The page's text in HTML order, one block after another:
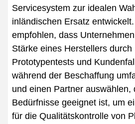
Servicesystem zur idealen
inländischen Ersatz
empfohlen, dass
Stärke eines Herstellers
Prototypentests und
während der Beschaffung
und einen Partner auswählen,
Bedürfnisse geeignet ist, um
für die Qualitätskontrolle von